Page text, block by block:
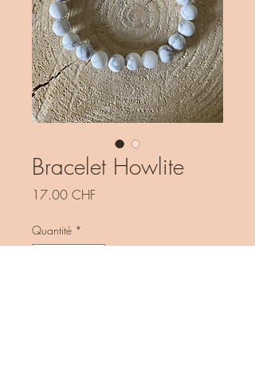
Bracelet Howlite
17.00 CHF
Quantité *